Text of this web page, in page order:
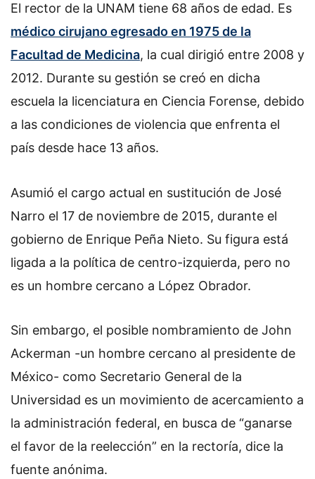
El rector de la UNAM tiene 68 años de edad. Es
médico cirujano egresado en 1975 de la
Facultad de Medicina, la cual dirigió entre 2008 y
2012. Durante su gestión se creó en dicha
escuela la licenciatura en Ciencia Forense, debido
a las condiciones de violencia que enfrenta el
país desde hace 13 años.
Asumió el cargo actual en sustitución de José
Narro el 17 de noviembre de 2015, durante el
gobierno de Enrique Peña Nieto. Su figura está
ligada a la política de centro-izquierda, pero no
es un hombre cercano a López Obrador.
Sin embargo, el posible nombramiento de John
Ackerman -un hombre cercano al presidente de
México- como Secretario General de la
Universidad es un movimiento de acercamiento a
la administración federal, en busca de “ganarse
el favor de la reelección” en la rectoría, dice la
fuente anónima.